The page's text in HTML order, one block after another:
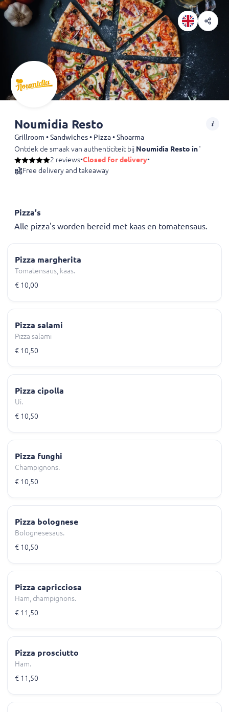
Noumidia Resto
Grillroom • Sandwiches • Pizza • Shoarma
Ontdek de smaak van authenticiteit bij Noumidia Resto in
2 reviews•Closed for delivery•
Free delivery and takeaway
Pizza's
Alle pizza's worden bereid met kaas en tomatensaus.
Pizza margherita
Tomatensaus, kaas.
€ 10,00
Pizza salami
Pizza salami
€ 10,50
Pizza cipolla
Ui.
€ 10,50
Pizza funghi
Champignons.
€ 10,50
Pizza bolognese
Bolognesesaus.
€ 10,50
Pizza capricciosa
Ham, champignons.
€ 11,50
Pizza prosciutto
Ham.
€ 11,50